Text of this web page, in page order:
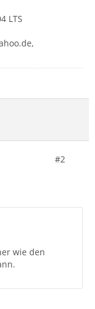
LTS
#2
wie den